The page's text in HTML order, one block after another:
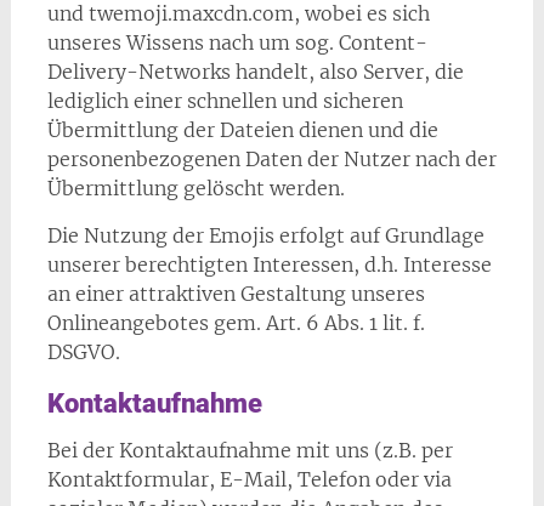
und twemoji.maxcdn.com, wobei es sich
unseres Wissens nach um sog. Content-
Delivery-Networks handelt, also Server, die
lediglich einer schnellen und sicheren
Übermittlung der Dateien dienen und die
personenbezogenen Daten der Nutzer nach der
Übermittlung gelöscht werden.
Die Nutzung der Emojis erfolgt auf Grundlage
unserer berechtigten Interessen, d.h. Interesse
an einer attraktiven Gestaltung unseres
Onlineangebotes gem. Art. 6 Abs. 1 lit. f.
DSGVO.
Kontaktaufnahme
Bei der Kontaktaufnahme mit uns (z.B. per
Kontaktformular, E-Mail, Telefon oder via